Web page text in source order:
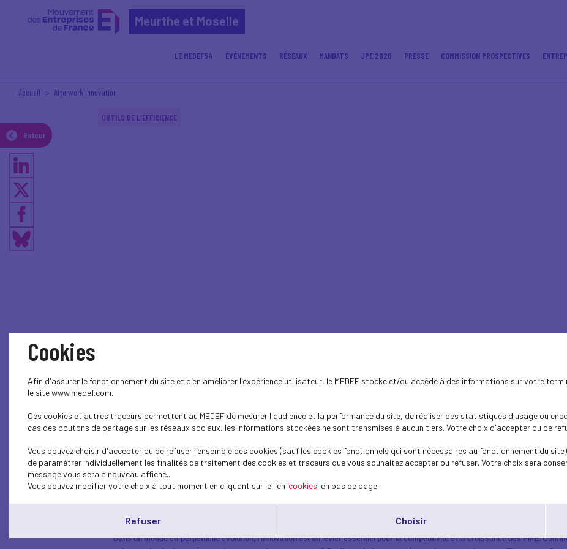
Meurthe et Moselle
LE MEDEF54 ÉVÉNEMENTS RÉSEAUX MANDATS JPE 2026 PRESSE COMMISSION PROSPECTIVES
Retour
Accueil Afterwork Innovation
OUTILS DE L'EFFICIENCE
Afterwork Innovation
AFTERWORK INNOVATION
Dans un monde en perpétuelle évolution, l'innovation est un levier essentiel pour la compétitivité et la croissance des PME.
Cookies
Afin d'assurer le fonctionnement du site et d'en améliorer l'expérience utilisateur, le MEDEF stocke et/ou accède à des informations sur votre
le site www.medef.com.
Ces cookies et autres traceurs permettent au MEDEF de mesurer l'audience et la performance du site, de réaliser des statistiques d'usage ou
cas des boutons de partage sur les réseaux sociaux, les informations stockées ne sont transmises à aucun tiers. Votre choix d'accepter ou de
Vous pouvez choisir d'accepter ou de refuser l'ensemble des cookies (sauf les cookies fonctionnels qui sont nécessaires au fonctionnement du
de paramétrer individuellement les finalités de traitement des cookies et traceurs que vous souhaitez accepter ou refuser. Votre choix sera
message vous sera à nouveau affiché..
Vous pouvez modifier votre choix à tout moment en cliquant sur le lien 'cookies' en bas de page.
Refuser Choisir